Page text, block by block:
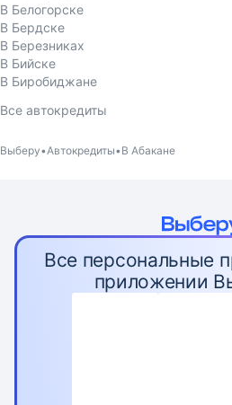
В Белогорске
В Бердске
В Березниках
В Бийске
В Биробиджане
Все автокредиты
Выберу Автокредиты В Абакане
Все персональные
приложении